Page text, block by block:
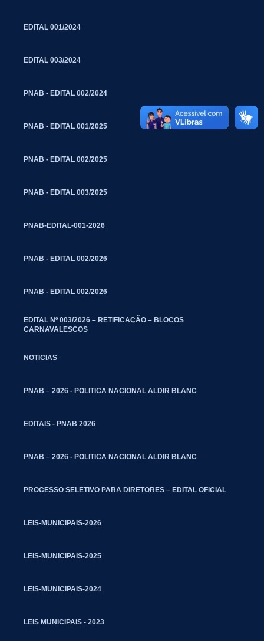
EDITAL 001/2024
EDITAL 003/2024
PNAB - EDITAL 002/2024
PNAB - EDITAL 001/2025
PNAB - EDITAL 002/2025
PNAB - EDITAL 003/2025
PNAB-EDITAL-001-2026
PNAB - EDITAL 002/2026
PNAB - EDITAL 002/2026
EDITAL Nº 003/2026 – RETIFICAÇÃO – BLOCOS
CARNAVALESCOS
NOTICIAS
PNAB – 2026 - POLITICA NACIONAL ALDIR BLANC
EDITAIS - PNAB 2026
PNAB – 2026 - POLITICA NACIONAL ALDIR BLANC
PROCESSO SELETIVO PARA DIRETORES – EDITAL OFICIAL
LEIS-MUNICIPAIS-2026
LEIS-MUNICIPAIS-2025
LEIS-MUNICIPAIS-2024
LEIS MUNICIPAIS - 2023